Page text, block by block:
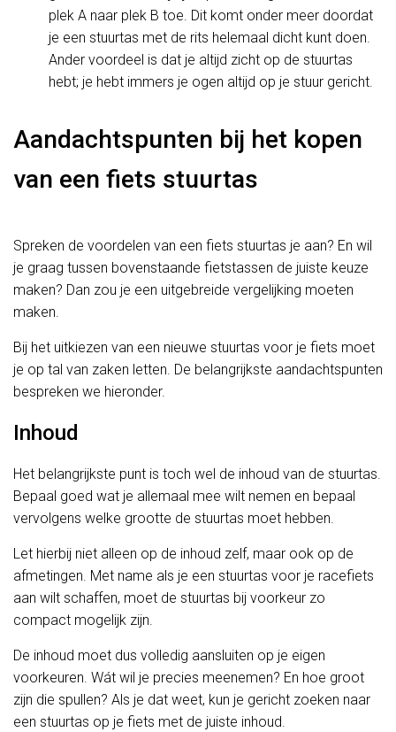
plek A naar plek B toe. Dit komt onder meer doordat
je een stuurtas met de rits helemaal dicht kunt doen.
Ander voordeel is dat je altijd zicht op de stuurtas
hebt; je hebt immers je ogen altijd op je stuur gericht.
Aandachtspunten bij het kopen
van een fiets stuurtas
Spreken de voordelen van een fiets stuurtas je aan? En wil
je graag tussen bovenstaande fietstassen de juiste keuze
maken? Dan zou je een uitgebreide vergelijking moeten
maken.
Bij het uitkiezen van een nieuwe stuurtas voor je fiets moet
je op tal van zaken letten. De belangrijkste aandachtspunten
bespreken we hieronder.
Inhoud
Het belangrijkste punt is toch wel de inhoud van de stuurtas.
Bepaal goed wat je allemaal mee wilt nemen en bepaal
vervolgens welke grootte de stuurtas moet hebben.
Let hierbij niet alleen op de inhoud zelf, maar ook op de
afmetingen. Met name als je een stuurtas voor je racefiets
aan wilt schaffen, moet de stuurtas bij voorkeur zo
compact mogelijk zijn.
De inhoud moet dus volledig aansluiten op je eigen
voorkeuren. Wát wil je precies meenemen? En hoe groot
zijn die spullen? Als je dat weet, kun je gericht zoeken naar
een stuurtas op je fiets met de juiste inhoud.